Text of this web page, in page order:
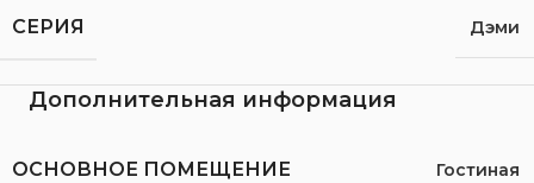
СЕРИЯ Дэми
Дополнительная информация
ОСНОВНОЕ ПОМЕЩЕНИЕ Гостиная